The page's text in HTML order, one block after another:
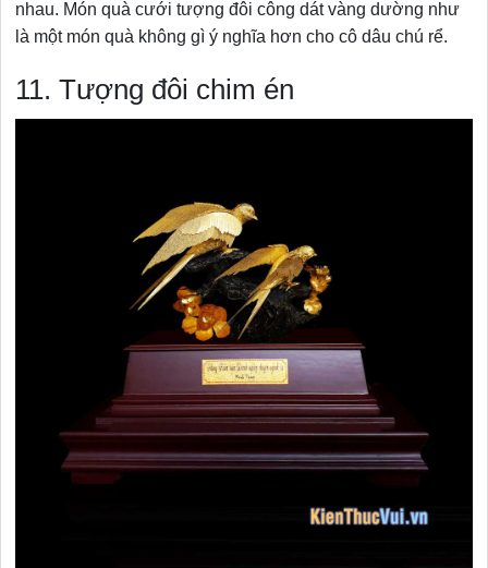
nhau. Món quà cưới tượng đôi công dát vàng dường như
là một món quà không gì ý nghĩa hơn cho cô dâu chú rể.
11. Tượng đôi chim én